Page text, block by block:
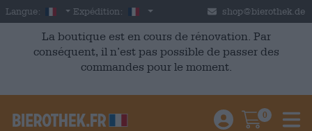
Skip to main content
Langue: French
Expédition: France shop@bierothek.de
La boutique est en cours de rénovation. Par
conséquent, il n’est pas possible de passer des
commandes pour le moment.
Einloggen /
0